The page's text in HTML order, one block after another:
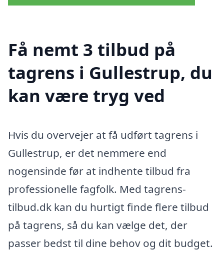
Få nemt 3 tilbud på
tagrens i Gullestrup, du
kan være tryg ved
Hvis du overvejer at få udført tagrens i
Gullestrup, er det nemmere end
nogensinde før at indhente tilbud fra
professionelle fagfolk. Med tagrens-
tilbud.dk kan du hurtigt finde flere tilbud
på tagrens, så du kan vælge det, der
passer bedst til dine behov og dit budget.